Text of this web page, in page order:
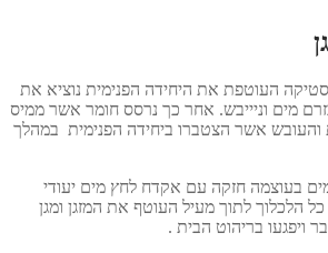
העוטפת את היחידה הפנימית נוציא את
מים וניייבש. אחר כך נרסס חומר אשר ממיס
אשר הצטברו ביחידה הפנימית במהלך
בעוצמה חזקה עם אקדח לחץ מים יעודי
כל הלכלוך לתוך מעיל העוטף את המזגן ומגן
ויפגעו בריהוט הבית .